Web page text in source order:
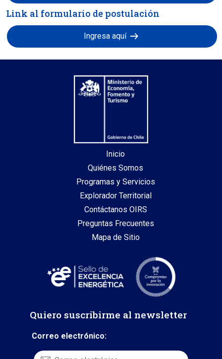
Link al formulario de postulación
Ingresa aquí arrow_right_alt
Inicio
Quiénes Somos
Programas y Servicios
Explorador Territorial
Contáctanos OIRS
Preguntas Frecuentes
Mapa de Sitio
Quiero suscribirme al newsletter
Correo electrónico: